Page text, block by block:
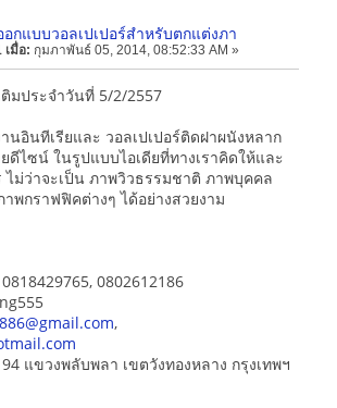
อกแบบวอลเปเปอร์สำหรับตกแต่งภา
เมื่อ: กุมภาพันธ์ 05, 2014, 08:52:33 AM »
มประจำวันที่ 5/2/2557
นอินทีเรียและ วอลเปเปอร์ติดฝาผนังหลาก
ไซน์ ในรูปแบบไอเดียที่ทางเราคิดให้และ
ม่ว่าจะเป็น ภาพวิวธรรมชาติ ภาพบุคคล
พกราฟฟิคต่างๆ ได้อย่างสวยงาม
0802612186
,
แขวงพลับพลา เขตวังทองหลาง กรุงเทพฯ